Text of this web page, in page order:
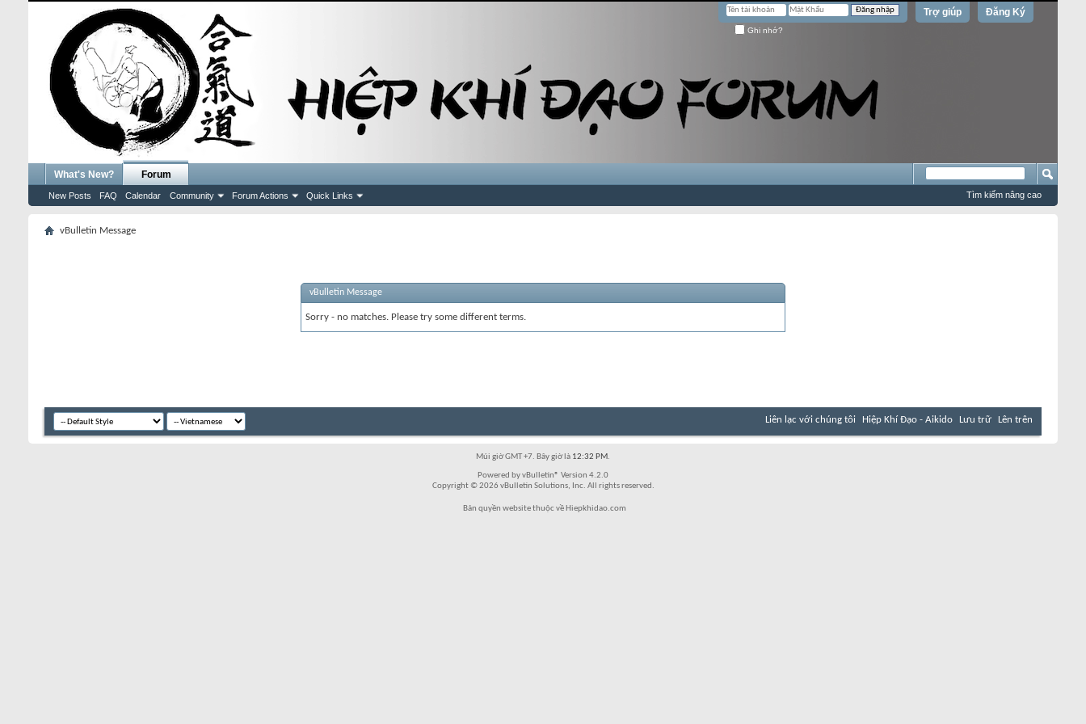
Đăng Ký
Trợ giúp
Ghi nhớ?
What's New? Forum
New Posts FAQ Calendar Community Forum Actions Quick Links Tìm kiếm nâng cao
vBulletin Message
vBulletin Message
Sorry - no matches. Please try some different terms.
Liên lạc với chúng tôi Hiệp Khí Đạo - Aikido Lưu trữ Lên trên
Múi giờ GMT +7. Bây giờ là 12:32 PM.
Powered by vBulletin® Version 4.2.0
Copyright © 2026 vBulletin Solutions, Inc. All rights reserved.
Bản quyền website thuộc về Hiepkhidao.com